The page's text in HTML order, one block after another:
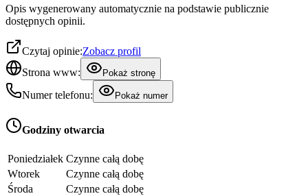
Opis wygenerowany automatycznie na podstawie publicznie
dostępnych opinii.
Czytaj opinie:Zobacz profil
Strona www:
Pokaż stronę
Numer telefonu: Pokaż numer
Godziny otwarcia
Poniedziałek Czynne całą dobę
Wtorek
Czynne całą dobę
Środa
Czynne całą dobę